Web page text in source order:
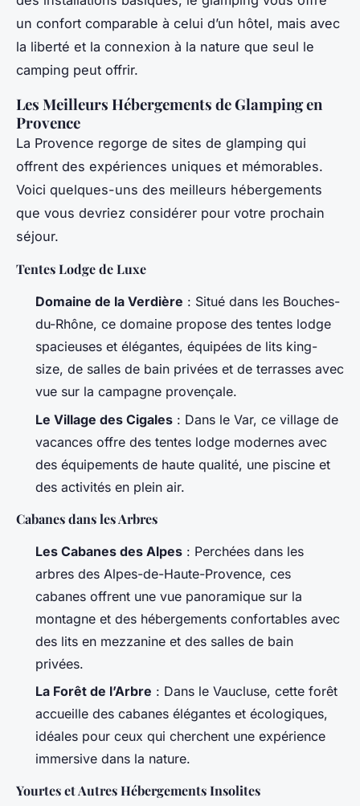
un confort comparable à celui d’un hôtel, mais avec
la liberté et la connexion à la nature que seul le
camping peut offrir.
Les Meilleurs Hébergements de Glamping en
Provence
La Provence regorge de sites de glamping qui
offrent des expériences uniques et mémorables.
Voici quelques-uns des meilleurs hébergements
que vous devriez considérer pour votre prochain
séjour.
Tentes Lodge de Luxe
Domaine de la Verdière : Situé dans les Bouches-
du-Rhône, ce domaine propose des tentes lodge
spacieuses et élégantes, équipées de lits king-
size, de salles de bain privées et de terrasses avec
vue sur la campagne provençale.
Le Village des Cigales : Dans le Var, ce village de
vacances offre des tentes lodge modernes avec
des équipements de haute qualité, une piscine et
des activités en plein air.
Cabanes dans les Arbres
Les Cabanes des Alpes : Perchées dans les
arbres des Alpes-de-Haute-Provence, ces
cabanes offrent une vue panoramique sur la
montagne et des hébergements confortables avec
des lits en mezzanine et des salles de bain
privées.
La Forêt de l’Arbre : Dans le Vaucluse, cette forêt
accueille des cabanes élégantes et écologiques,
idéales pour ceux qui cherchent une expérience
immersive dans la nature.
Yourtes et Autres Hébergements Insolites